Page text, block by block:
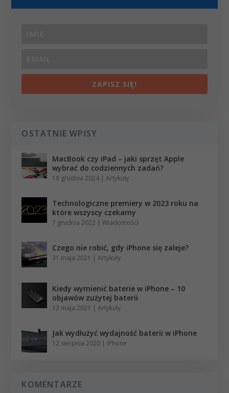
ZAPISZ SIĘ!
OSTATNIE WPISY
MacBook czy iPad – jaki sprzęt Apple
wybrać do codziennych zadań?
18 grudnia 2024 |Artykuły
Technologiczne premiery w 2023 roku na
które wszyscy czekamy
7 grudnia 2022 |Wiadomości
Czego nie robić, gdy iPhone się zaleje?
31 maja 2021 |Artykuły
Kiedy wymienić baterie w iPhone – 10
objawów zużytej baterii
12 maja 2021 |Artykuły
Jak wydłużyć wydajność baterii w iPhone
12 sierpnia 2020 | iPhone
KOMENTARZE